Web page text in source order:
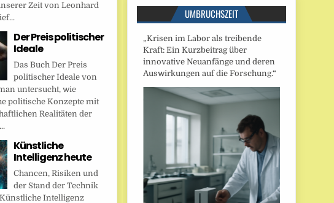
Zeit von Leonhard
Der Preis politischer
Ideale
Das Buch Der Preis
politischer Ideale von
untersucht, wie
politische Konzepte mit
Realitäten der
Künstliche
Intelligenz heute
Chancen, Risiken und
der Stand der Technik
Intelligenz
UMBRUCHSZEIT
„Krisen im Labor als treibende
Kraft: Ein Kurzbeitrag über
innovative Neuanfänge und deren
Auswirkungen auf die Forschung.“